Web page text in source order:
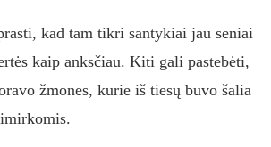
kad tam tikri santykiai jau seniai
kaip anksčiau. Kiti gali pastebėti,
žmones, kurie iš tiesų buvo šalia